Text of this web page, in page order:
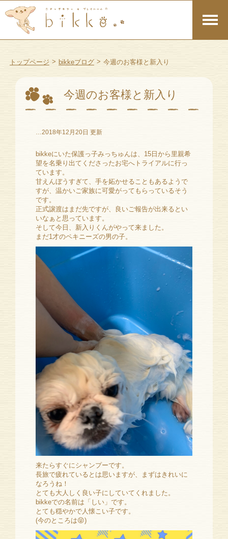
トップページ > bikkeブログ > 今週のお客様と新入り
今週のお客様と新入り
…2018年12月20日 更新
bikkeにいた保護っ子みっちゅんは、15日から里親希
望を名乗り出てくださったお宅へトライアルに行っ
ています。
甘えんぼうすぎて、手を妬かせることもあるようで
すが、温かいご家族に可愛がってもらっているそう
です。
正式譲渡はまだ先ですが、良いご報告が出来るとい
いなぁと思っています。
そして今日、新入りくんがやって来ました。
まだ1才のペキニーズの男の子。
来たらすぐにシャンプーです。
長旅で疲れているとは思いますが、まずはきれいに
なろうね！
とても大人しく良い子にしていてくれました。
bikkeでの名前は「しい」です。
とても穏やかで人懐こい子です。
(今のところは😝)